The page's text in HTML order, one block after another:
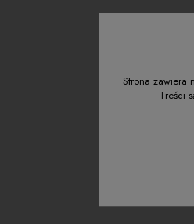
Strona zawiera
Treści